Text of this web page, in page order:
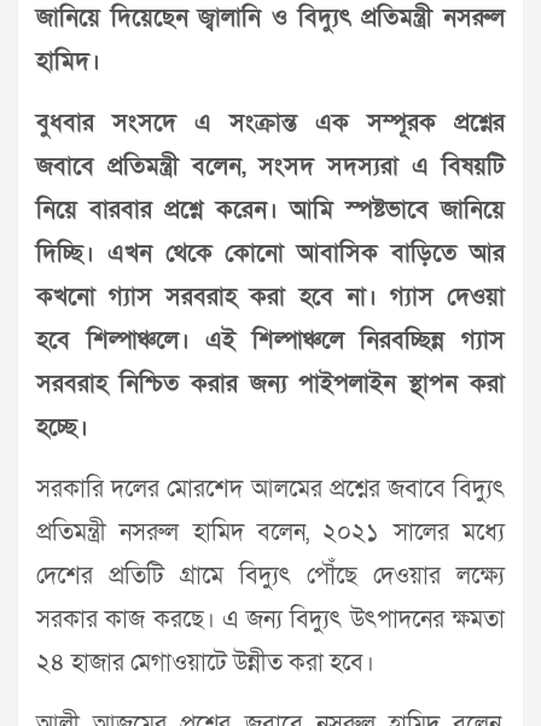
জানিয়ে দিয়েছেন জ্বালানি ও বিদ্যুৎ প্রতিমন্ত্রী নসরুল
হামিদ।
বুধবার সংসদে এ সংক্রান্ত এক সম্পূরক প্রশ্নের
জবাবে প্রতিমন্ত্রী বলেন, সংসদ সদস্যরা এ বিষয়টি
নিয়ে বারবার প্রশ্নে করেন। আমি স্পষ্টভাবে জানিয়ে
দিচ্ছি। এখন থেকে কোনো আবাসিক বাড়িতে আর
কখনো গ্যাস সরবরাহ করা হবে না। গ্যাস দেওয়া
হবে শিল্পাঞ্চলে। এই শিল্পাঞ্চলে নিরবচ্ছিন্ন গ্যাস
সরবরাহ নিশ্চিত করার জন্য পাইপলাইন স্থাপন করা
হচ্ছে।
সরকারি দলের মোরশেদ আলমের প্রশ্নের জবাবে বিদ্যুৎ
প্রতিমন্ত্রী নসরুল হামিদ বলেন, ২০২১ সালের মধ্যে
দেশের প্রতিটি গ্রামে বিদ্যুৎ পৌঁছে দেওয়ার লক্ষ্যে
সরকার কাজ করছে। এ জন্য বিদ্যুৎ উৎপাদনের ক্ষমতা
২৪ হাজার মেগাওয়াটে উন্নীত করা হবে।